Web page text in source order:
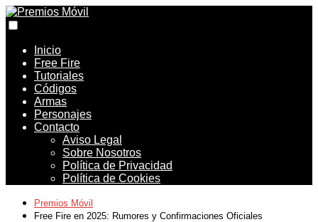
Inicio
Free Fire
Tutoriales
Códigos
Armas
Personajes
Contacto
Aviso Legal
Sobre Nosotros
Política de Privacidad
Política de Cookies
Premios Móvil
Free Fire en 2025: Rumores y Confirmaciones Oficiales